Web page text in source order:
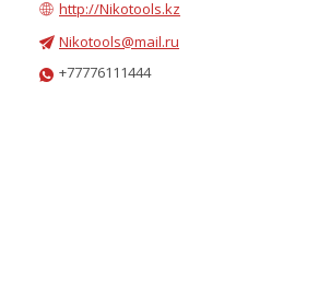
http://Nikotools.kz
Nikotools@mail.ru
+77776111444